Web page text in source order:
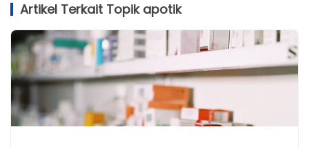
Artikel Terkait Topik apotik